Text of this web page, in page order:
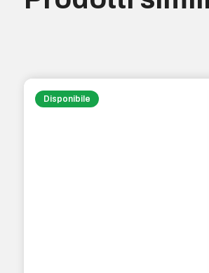
Disponibile